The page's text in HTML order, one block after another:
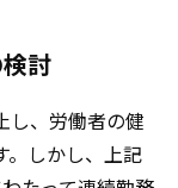
討
し、労働者の健
。しかし、上記